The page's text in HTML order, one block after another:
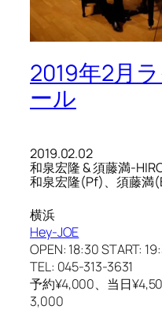
2019年2月
ール
2019.02.02
和泉宏隆 & 須藤満-
和泉宏隆(Pf)、須藤満
横浜
Hey-JOE
OPEN: 18:30 START:
TEL: 045-313-3631
予約¥4,000、当日
3,000